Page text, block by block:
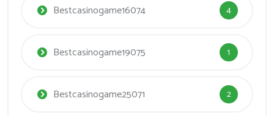
Bestcasinogame16074 4
Bestcasinogame19075 1
Bestcasinogame25071 2